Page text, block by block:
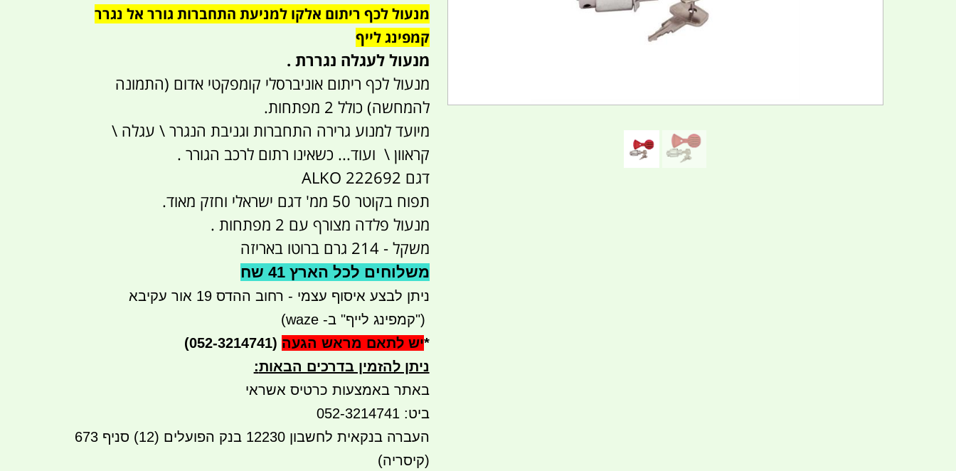
מנעול לכף ריתום אלקו למניעת התחברות גורר אל נגרר
קמפינג לייף
מנעול לעגלה נגררת .
מנעול לכף ריתום אוניברסלי קומפקטי אדום (התמונה
להמחשה) כולל 2 מפתחות.
מיועד למנוע גרירה התחברות וגניבת הנגרר \ עגלה \
קראוון \ ועוד... כשאינו רתום לרכב הגורר .
דגם ALKO 222692
תפוח בקוטר 50 ממ' דגם ישראלי וחזק מאוד.
מנעול פלדה מצורף עם 2 מפתחות .
משקל - 214 גרם ברוטו באריזה
משלוחים לכל הארץ 41 שח
ניתן לבצע איסוף עצמי - רחוב ההדס 19 אור עקיבא
")קמפינג לייף" ב- waze)
*יש לתאם מראש הגעה (052-3214741)
ניתן להזמין בדרכים הבאות:
באתר באמצעות כרטיס אשראי
ביט: 052-3214741
העברה בנקאית לחשבון 12230 בנק הפועלים (12) סניף 673
(קיסריה)